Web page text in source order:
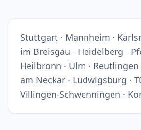
Stuttgart · Mannheim ·
im Breisgau · Heidelberg ·
Heilbronn · Ulm · Reutlingen
am Neckar · Ludwigsburg ·
Villingen-Schwenningen ·